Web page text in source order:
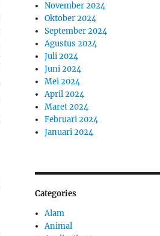
November 2024
Oktober 2024
September 2024
Agustus 2024
Juli 2024
Juni 2024
Mei 2024
April 2024
Maret 2024
Februari 2024
Januari 2024
Categories
Alam
Animal